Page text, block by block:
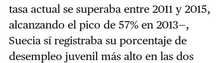
tasa actual se superaba entre 2011 y 2015,
alcanzando el pico de 57% en 2013—,
Suecia sí registraba su porcentaje de
desempleo juvenil más alto en las dos